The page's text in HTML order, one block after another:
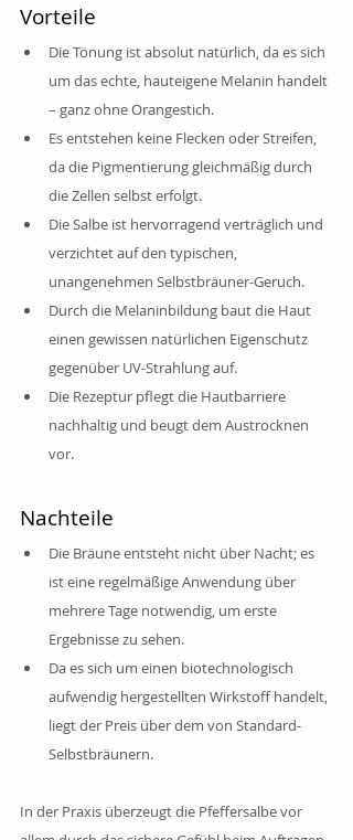
Vorteile
Die Tönung ist absolut natürlich, da es sich
um das echte, hauteigene Melanin handelt
– ganz ohne Orangestich.
Es entstehen keine Flecken oder Streifen,
da die Pigmentierung gleichmäßig durch
die Zellen selbst erfolgt.
Die Salbe ist hervorragend verträglich und
verzichtet auf den typischen,
unangenehmen Selbstbräuner-Geruch.
Durch die Melaninbildung baut die Haut
einen gewissen natürlichen Eigenschutz
gegenüber UV-Strahlung auf.
Die Rezeptur pflegt die Hautbarriere
nachhaltig und beugt dem Austrocknen
vor.
Nachteile
Die Bräune entsteht nicht über Nacht; es
ist eine regelmäßige Anwendung über
mehrere Tage notwendig, um erste
Ergebnisse zu sehen.
Da es sich um einen biotechnologisch
aufwendig hergestellten Wirkstoff handelt,
liegt der Preis über dem von Standard-
Selbstbräunern.
In der Praxis überzeugt die Pfeffersalbe vor